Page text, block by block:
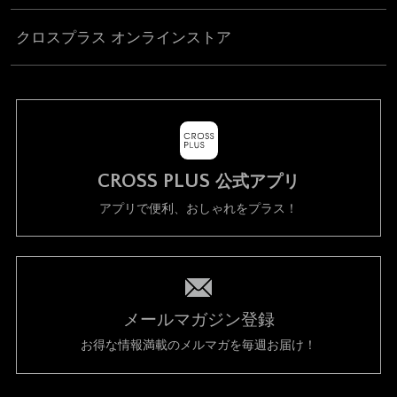
クロスプラス オンラインストア
CROSS PLUS 公式アプリ
アプリで便利、おしゃれをプラス！
メールマガジン登録
お得な情報満載のメルマガを毎週お届け！